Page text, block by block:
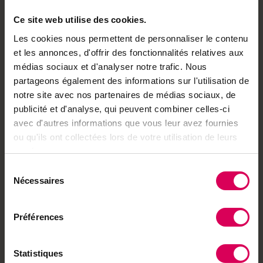
Ce site web utilise des cookies.
Les cookies nous permettent de personnaliser le contenu
et les annonces, d'offrir des fonctionnalités relatives aux
médias sociaux et d'analyser notre trafic. Nous
partageons également des informations sur l'utilisation de
notre site avec nos partenaires de médias sociaux, de
publicité et d'analyse, qui peuvent combiner celles-ci
avec d'autres informations que vous leur avez fournies
ou qu'ils ont collectées lors de votre utilisation de leurs
services.
Nécessaires
Préférences
Statistiques
Achetez local sur
notre boutique
Découvrez les produits
À lire aussi